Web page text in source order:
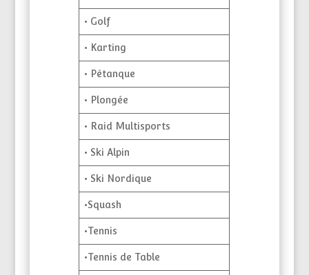
• Golf
• Karting
• Pétanque
• Plongée
• Raid Multisports
• Ski Alpin
• Ski Nordique
•Squash
•Tennis
•Tennis de Table